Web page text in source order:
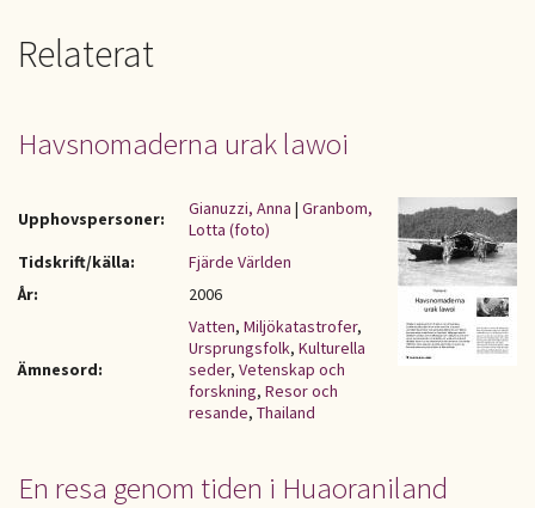
Relaterat
Havsnomaderna urak lawoi
Upphovspersoner: Gianuzzi, Anna | Granbom,
Lotta (foto)
Tidskrift/källa:
Fjärde Världen
År:
2006
Ämnesord:
Vatten, Miljökatastrofer,
Ursprungsfolk, Kulturella
seder, Vetenskap och
forskning, Resor och
resande, Thailand
En resa genom tiden i Huaoraniland